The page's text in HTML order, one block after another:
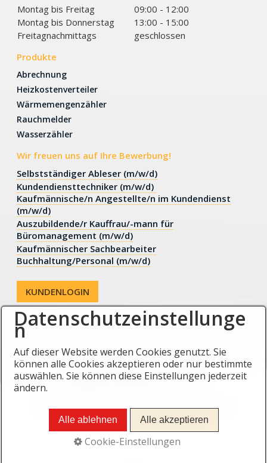
Montag bis Freitag
09:00 - 12:00
Montag bis Donnerstag
13:00 - 15:00
Freitagnachmittags
geschlossen
Produkte
Abrechnung
Heizkostenverteiler
Wärmemengenzähler
Rauchmelder
Wasserzähler
Wir freuen uns auf Ihre Bewerbung!
Selbstständiger Ableser (m/w/d)
Kundendiensttechniker (m/w/d)
Kaufmännische/n Angestellte/n im Kundendienst
(m/w/d)
Auszubildende/r Kauffrau/-mann für
Büromanagement (m/w/d)
Kaufmännischer Sachbearbeiter
Buchhaltung/Personal (m/w/d)
KUNDENLOGIN
Startseite Kontakt
Impressum
© 08.01 / 2026 SANNcompact GmbH Design by
Dölker IT-Systeme https://dits.eu
Datenschutzeinstellunge
n
Auf dieser Website werden Cookies genutzt. Sie
können alle Cookies akzeptieren oder nur bestimmte
auswählen. Sie können diese Einstellungen jederzeit
ändern.
Alle ablehnen Alle akzeptieren
Cookie-Einstellungen